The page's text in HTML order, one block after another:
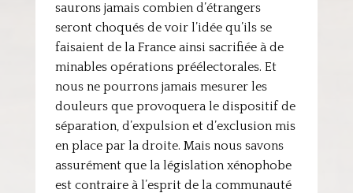
saurons jamais combien d’étrangers
seront choqués de voir l’idée qu’ils se
faisaient de la France ainsi sacrifiée à de
minables opérations préélectorales. Et
nous ne pourrons jamais mesurer les
douleurs que provoquera le dispositif de
séparation, d’expulsion et d’exclusion mis
en place par la droite. Mais nous savons
assurément que la législation xénophobe
est contraire à l’esprit de la communauté